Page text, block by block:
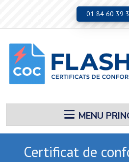
Aller au contenu principal
01 84 60 39
MENU
Certificat de